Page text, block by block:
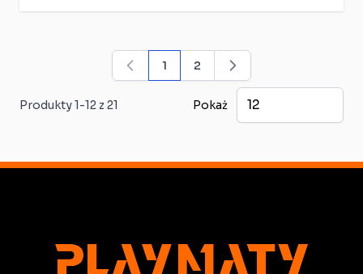
Produkty1-12 z 21
Aktualnie czytasz stronę
1 Strona
2
Pokaż